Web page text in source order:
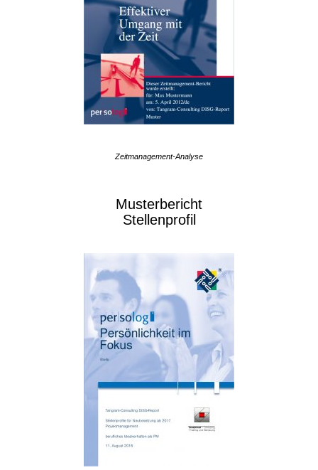
Zeitmanagement-Analyse
Musterbericht
Stellenprofil